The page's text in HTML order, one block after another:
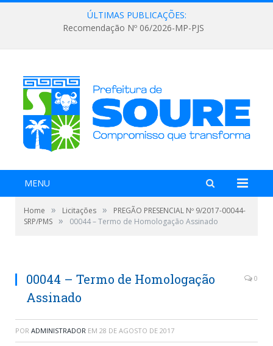
ÚLTIMAS PUBLICAÇÕES:
Recomendação Nº 06/2026-MP-PJS
MENU
Home » Licitações »
PREGÃO PRESENCIAL Nº 9/2017-00044-
SRP/PMS » 00044 – Termo de Homologação Assinado
00044 – Termo de Homologação
Assinado
0
POR ADMINISTRADOR EM 28 DE AGOSTO DE 2017